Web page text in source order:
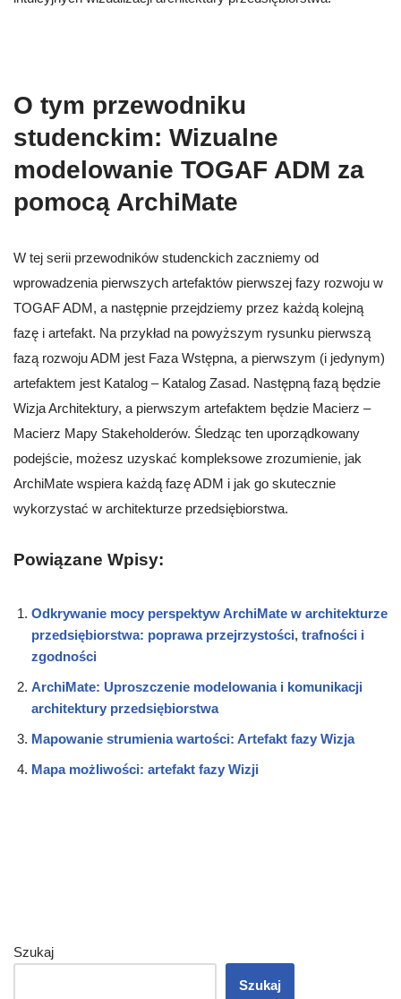
O tym przewodniku
studenckim: Wizualne
modelowanie TOGAF ADM za
pomocą ArchiMate
W tej serii przewodników studenckich zaczniemy od
wprowadzenia pierwszych artefaktów pierwszej fazy rozwoju w
TOGAF ADM, a następnie przejdziemy przez każdą kolejną
fazę i artefakt. Na przykład na powyższym rysunku pierwszą
fazą rozwoju ADM jest Faza Wstępna, a pierwszym (i jedynym)
artefaktem jest Katalog – Katalog Zasad. Następną fazą będzie
Wizja Architektury, a pierwszym artefaktem będzie Macierz –
Macierz Mapy Stakeholderów. Śledząc ten uporządkowany
podejście, możesz uzyskać kompleksowe zrozumienie, jak
ArchiMate wspiera każdą fazę ADM i jak go skutecznie
wykorzystać w architekturze przedsiębiorstwa.
Powiązane Wpisy:
Odkrywanie mocy perspektyw ArchiMate w architekturze
przedsiębiorstwa: poprawa przejrzystości, trafności i
zgodności
ArchiMate: Uproszczenie modelowania i komunikacji
architektury przedsiębiorstwa
Mapowanie strumienia wartości: Artefakt fazy Wizja
Mapa możliwości: artefakt fazy Wizji
Szukaj
Szukaj